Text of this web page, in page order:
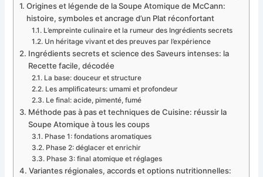
Origines et légende de la Soupe Atomique de McCann:
histoire, symboles et ancrage d’un Plat réconfortant
L’empreinte culinaire et la rumeur des Ingrédients secrets
Un héritage vivant et des preuves par l’expérience
Ingrédients secrets et science des Saveurs intenses: la
Recette facile, décodée
La base: douceur et structure
Les amplificateurs: umami et profondeur
Le final: acide, pimenté, fumé
Méthode pas à pas et techniques de Cuisine: réussir la
Soupe Atomique à tous les coups
Phase 1: fondations aromatiques
Phase 2: déglacer et enrichir
Phase 3: final atomique et réglages
Variantes régionales, accords et options nutritionnelles: